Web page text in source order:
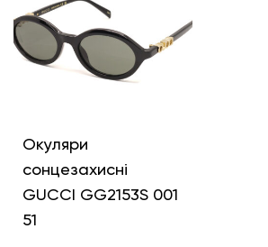
Інші кольори
Окуляри
сонцезахисні
GUCCI GG2153S 001
51